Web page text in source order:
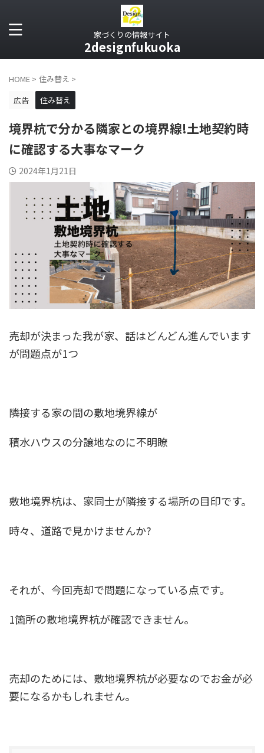
家づくりの情報サイト
2designfukuoka
HOME > 住み替え >
広告
住み替え
境界杭で分かる隣家との境界線!土地契約時
に確認する大事なマーク
2024年1月21日
売却が決まった我が家、話はどんどん進んでいます
が問題点が1つ
隣接する家の間の敷地境界線が
積水ハウスの分譲地なのに不明瞭
敷地境界杭は、家同士が隣接する場所の目印です。
時々、道路で見かけませんか?
それが、今回売却で問題になっている点です。
1箇所の敷地境界杭が確認できません。
売却のためには、敷地境界杭が必要なのでお金が必
要になるかもしれません。